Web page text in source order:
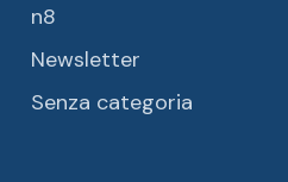
n8
Newsletter
Senza categoria